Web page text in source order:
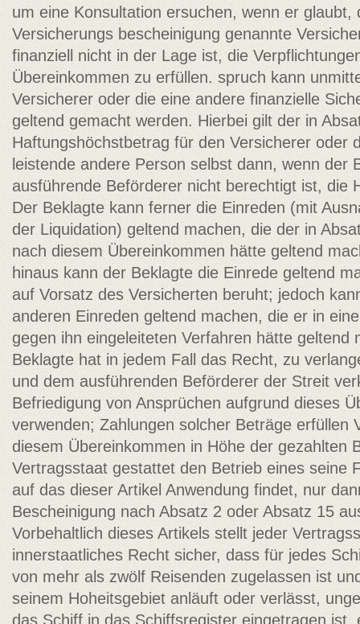
um eine Konsultation ersuchen, wenn er glaubt,
Versicherungs­ bescheinigung genannte
finanziell nicht in der Lage ist, die
Übereinkommen zu erfüllen. spruch kann
Versicherer oder die eine andere finanzielle
geltend gemacht werden. Hierbei gilt der in
Haftungshöchstbetrag für den Versicherer oder
leistende andere Person selbst dann, wenn der
ausführende Beförderer nicht berechtigt ist, die
Der Beklagte kann ferner die Einreden (mit
der Liquidation) geltend machen, die der in
nach diesem Übereinkommen hätte geltend
hinaus kann der Beklagte die Einrede geltend
auf Vorsatz des Versicherten beruht; jedoch
anderen Einreden geltend machen, die er in
gegen ihn eingeleiteten Verfahren hätte geltend
Beklagte hat in jedem Fall das Recht, zu
und dem ausführenden Beförderer der Streit
Befriedigung von Ansprüchen aufgrund dieses
verwenden; Zahlungen solcher Beträge erfüllen
diesem Übereinkommen in Höhe der gezahlten
Vertragsstaat gestattet den Betrieb eines seine
auf das dieser Artikel Anwendung findet, nur
Bescheinigung nach Absatz 2 oder Absatz 15
Vorbehaltlich dieses Artikels stellt jeder
innerstaatliches Recht sicher, dass für jedes
von mehr als zwölf Reisenden zugelassen ist
seinem Hoheitsgebiet anläuft oder verlässt,
das Schiff in das Schiffsregister eingetragen ist,